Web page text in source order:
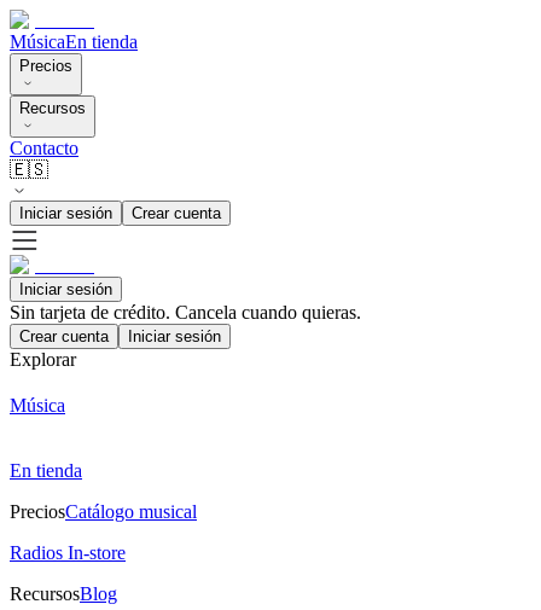
MúsicaEn tienda
Precios
Recursos
Contacto
🇪🇸
Iniciar sesión Crear cuenta
Iniciar sesión
Sin tarjeta de crédito. Cancela cuando quieras.
Crear cuenta Iniciar sesión
Explorar
Música
En tienda
PreciosCatálogo musical
Radios In-store
RecursosBlog